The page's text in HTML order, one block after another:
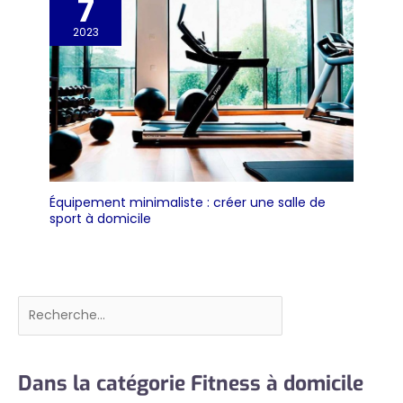
7
2023
Équipement minimaliste : créer une salle de
sport à domicile
Rechercher
Dans la catégorie Fitness à domicile